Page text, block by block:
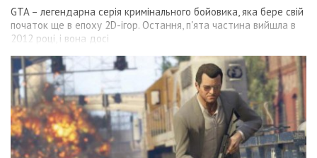
GTA – легендарна серія кримінального бойовика, яка бере свій
початок ще в епоху 2D-ігор. Остання, п'ята частина вийшла в
2012 році, і вона досі